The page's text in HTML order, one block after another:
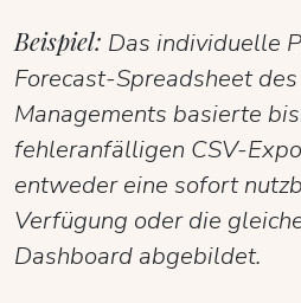
Beispiel: Das individuelle
Forecast-Spreadsheet
Managements basierte
fehleranfälligen CSV-
entweder eine sofort
Verfügung oder die
Dashboard abgebildet.